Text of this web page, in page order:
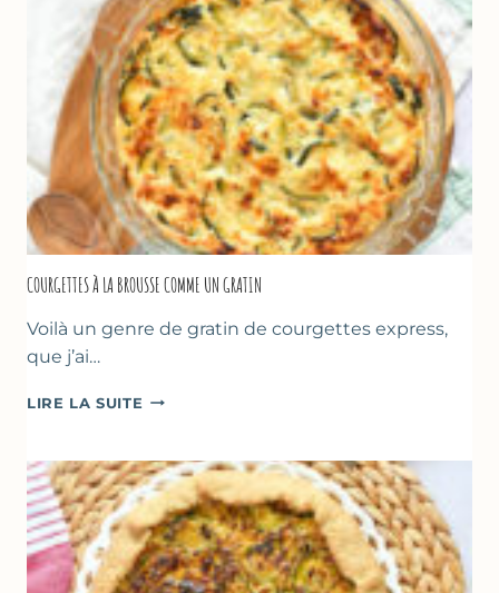
DE
POIS
CHICHE
–
CUISSON
AU
FOUR
COURGETTES À LA BROUSSE COMME UN GRATIN
Voilà un genre de gratin de courgettes express,
que j’ai…
LIRE LA SUITE COURGETTES
BROUSSE
COMME
UN
GRATIN